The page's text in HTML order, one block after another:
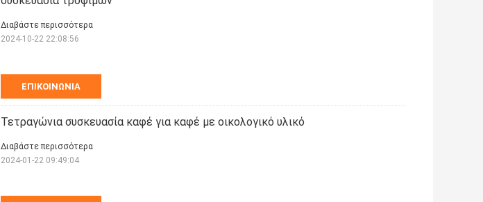
ΕΠΙΚΟΙΝΩΝΊΑ
Διαβάστε περισσότερα
2024-10-22 22:08:56
Τετραγώνια συσκευασία καφέ για καφέ με οικολογικό υλικό
Διαβάστε περισσότερα
2024-01-22 09:49:04